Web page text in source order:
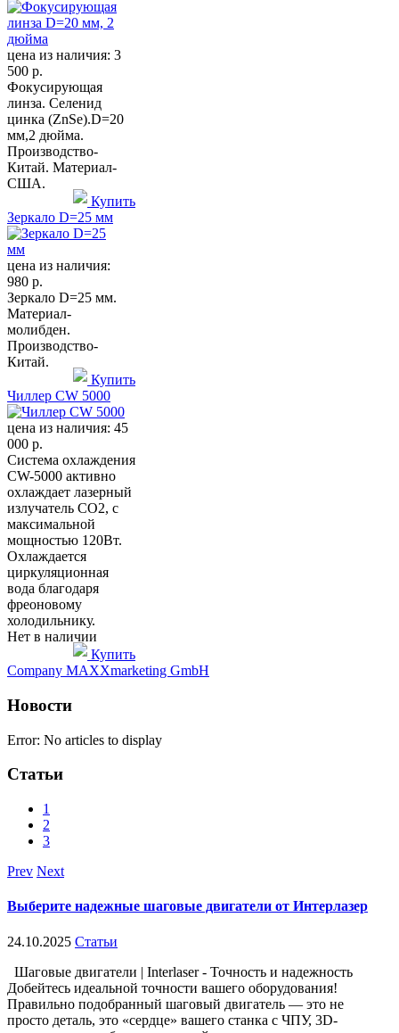
цена из наличия: 3
500 р.
Фокусирующая
линза. Селенид
цинка (ZnSe).D=20
мм,2 дюйма.
Производство-
Китай. Материал-
США.
Купить
Зеркало D=25 мм
цена из наличия:
980 р.
Зеркало D=25 мм.
Материал-
молибден.
Производство-
Китай.
Купить
Чиллер CW 5000
цена из наличия: 45
000 р.
Система охлаждения
CW-5000 активно
охлаждает лазерный
излучатель CO2, с
максимальной
мощностью 120Вт.
Охлаждается
циркуляционная
вода благодаря
фреоновому
холодильнику.
Нет в наличии
Купить
Company MAXXmarketing GmbH
Новости
Error: No articles to display
Статьи
1
2
3
Prev Next
Выберите надежные шаговые двигатели от Интерлазер
24.10.2025 Статьи
Шаговые двигатели | Interlaser - Точность и надежность
Добейтесь идеальной точности вашего оборудования!
Правильно подобранный шаговый двигатель — это не
просто деталь, это «сердце» вашего станка с ЧПУ, 3D-